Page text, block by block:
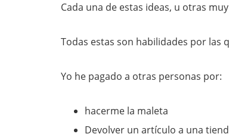
Cada una de estas ideas, u otras
Todas estas son habilidades por las
Yo he pagado a otras personas por:
hacerme la maleta
Devolver un artículo a una